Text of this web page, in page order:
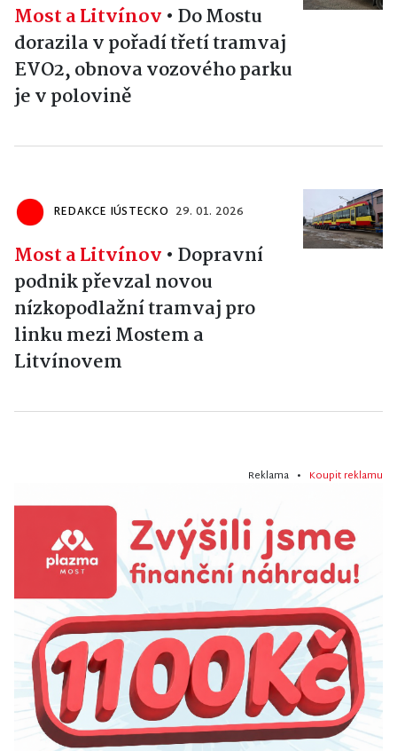
Most a Litvínov • Do Mostu
dorazila v pořadí třetí tramvaj
EVO2, obnova vozového parku
je v polovině
REDAKCE IÚSTECKO 29. 01. 2026
Most a Litvínov • Dopravní
podnik převzal novou
nízkopodlažní tramvaj pro
linku mezi Mostem a
Litvínovem
Reklama • Koupit reklamu